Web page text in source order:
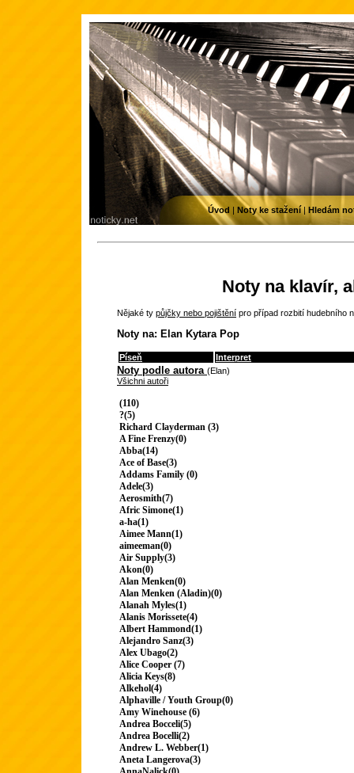
Noty na klavír,
Nějaké ty půjčky nebo pojištění pro případ rozbití hudebního
Noty na: Elan Kytara Pop
Píseň Interpret
Noty podle autora (Elan)
Všichni autoři
(110)
?(5)
Richard Clayderman (3)
A Fine Frenzy(0)
Abba(14)
Ace of Base(3)
Addams Family (0)
Adele(3)
Aerosmith(7)
Afric Simone(1)
a-ha(1)
Aimee Mann(1)
aimeeman(0)
Air Supply(3)
Akon(0)
Alan Menken(0)
Alan Menken (Aladin)(0)
Alanah Myles(1)
Alanis Morissete(4)
Albert Hammond(1)
Alejandro Sanz(3)
Alex Ubago(2)
Alice Cooper (7)
Alicia Keys(8)
Alkehol(4)
Alphaville / Youth Group(0)
Amy Winehouse (6)
Andrea Bocceli(5)
Andrea Bocelli(2)
Andrew L. Webber(1)
Aneta Langerova(3)
Úvod | Noty ke stažení| Hledám